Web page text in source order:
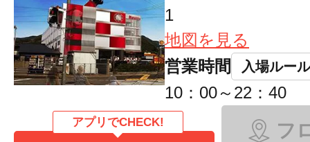
1
地図を見る
営業時間
入場ルール
10：00～22：40
アプリでCHECK! フ